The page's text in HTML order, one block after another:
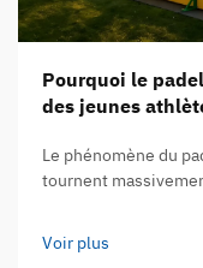
Pourquoi le
des jeunes
Le phénomène du
tournent
30 millions de
Voir plus